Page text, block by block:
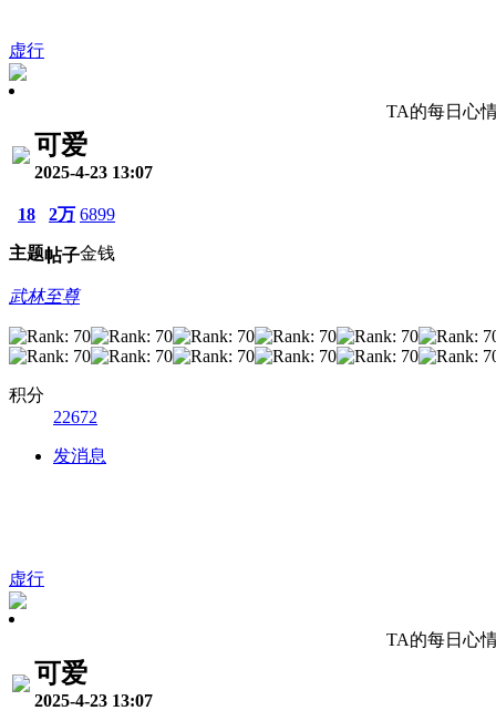
虚行
TA的每日心
可爱
2025-4-23 13:07
18
主题
2万
帖子
6899
金钱
武林至尊
积分
22672
发消息
虚行
TA的每日心
可爱
2025-4-23 13:07